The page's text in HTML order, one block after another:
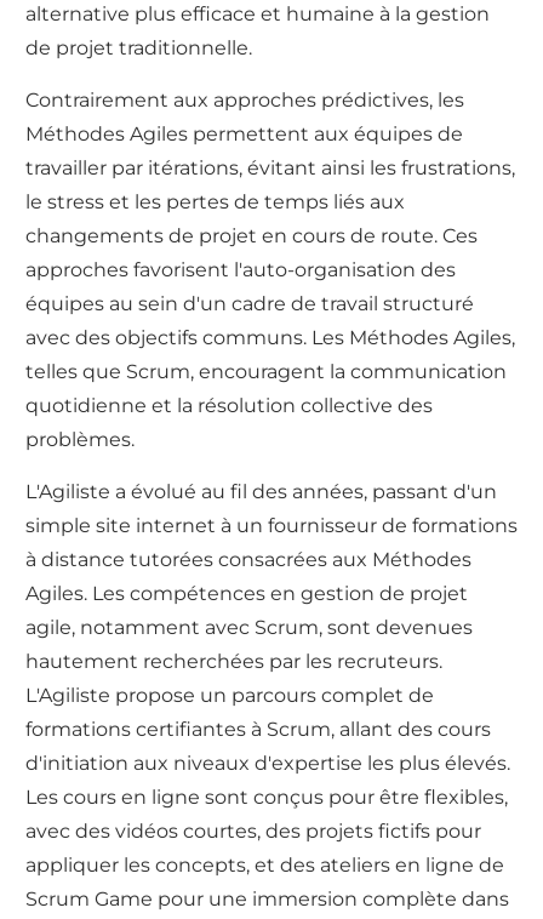
alternative plus efficace et humaine à la gestion
de projet traditionnelle.
Contrairement aux approches prédictives, les
Méthodes Agiles permettent aux équipes de
travailler par itérations, évitant ainsi les frustrations,
le stress et les pertes de temps liés aux
changements de projet en cours de route. Ces
approches favorisent l'auto-organisation des
équipes au sein d'un cadre de travail structuré
avec des objectifs communs. Les Méthodes Agiles,
telles que Scrum, encouragent la communication
quotidienne et la résolution collective des
problèmes.
L'Agiliste a évolué au fil des années, passant d'un
simple site internet à un fournisseur de formations
à distance tutorées consacrées aux Méthodes
Agiles. Les compétences en gestion de projet
agile, notamment avec Scrum, sont devenues
hautement recherchées par les recruteurs.
L'Agiliste propose un parcours complet de
formations certifiantes à Scrum, allant des cours
d'initiation aux niveaux d'expertise les plus élevés.
Les cours en ligne sont conçus pour être flexibles,
avec des vidéos courtes, des projets fictifs pour
appliquer les concepts, et des ateliers en ligne de
Scrum Game pour une immersion complète dans